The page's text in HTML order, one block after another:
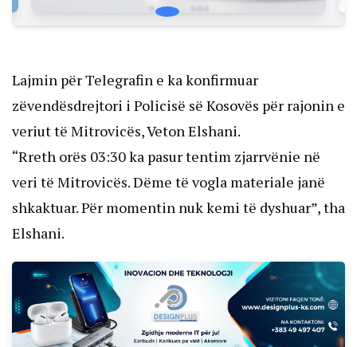
Lajmin për Telegrafin e ka konfirmuar
zëvendësdrejtori i Policisë së Kosovës për rajonin e
veriut të Mitrovicës, Veton Elshani.
“Rreth orës 03:30 ka pasur tentim zjarrvënie në
veri të Mitrovicës. Dëme të vogla materiale janë
shkaktuar. Për momentin nuk kemi të dyshuar”, tha
Elshani.